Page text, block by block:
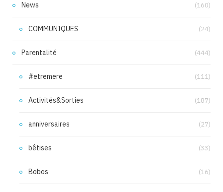
News (160)
COMMUNIQUES (24)
Parentalité (444)
#etremere (111)
Activités&Sorties (187)
anniversaires (27)
bêtises (33)
Bobos (16)